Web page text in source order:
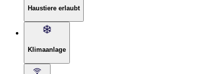
Haustiere erlaubt
Klimaanlage